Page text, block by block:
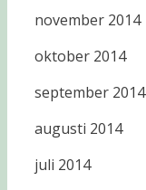
november 2014
oktober 2014
september 2014
augusti 2014
juli 2014